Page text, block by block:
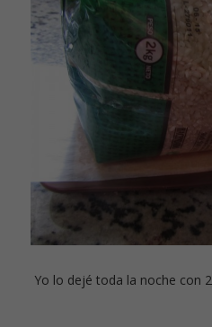
Yo lo dejé toda la noche con